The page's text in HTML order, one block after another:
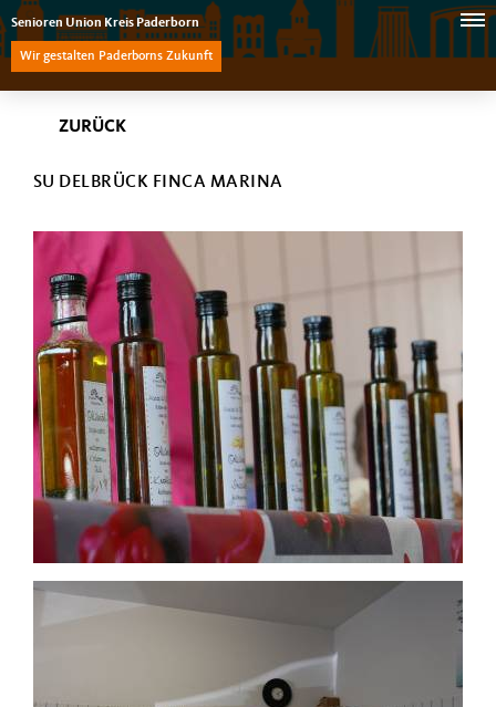
Senioren Union Kreis Paderborn
Wir gestalten Paderborns Zukunft
ZURÜCK
SU DELBRÜCK FINCA MARINA